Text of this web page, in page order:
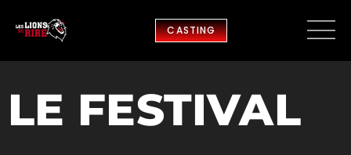
CASTING
LE FESTIVAL